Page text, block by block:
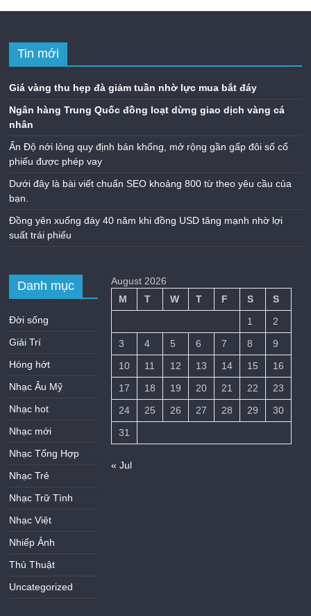
Tin mới
Giá vàng thu hẹp đà giảm tuần nhờ lực mua bắt đáy
Ngân hàng Trung Quốc đồng loạt dừng giao dịch vàng cá
nhân
Ấn Độ nới lỏng quy định bán khống, mở rộng gần gấp đôi số cổ
phiếu được phép vay
Dưới đây là bài viết chuẩn SEO khoảng 800 từ theo yêu cầu của
bạn.
Đồng yên xuống đáy 40 năm khi đồng USD tăng mạnh nhờ lợi
suất trái phiếu
Danh mục
Đời sống
Giải Trí
Hóng hớt
Nhạc Âu Mỹ
Nhạc hot
Nhạc mới
Nhạc Tổng Hợp
Nhạc Trẻ
Nhạc Trữ Tình
Nhạc Việt
Nhiếp Ảnh
Thủ Thuật
Uncategorized
August 2026
M
T W T F S
S
1
2
3
4 5 6 7 8
9
10
11 12 13 14 15
16
17
18 19 20 21 22
23
24
25 26 27 28 29
30
31
« Jul